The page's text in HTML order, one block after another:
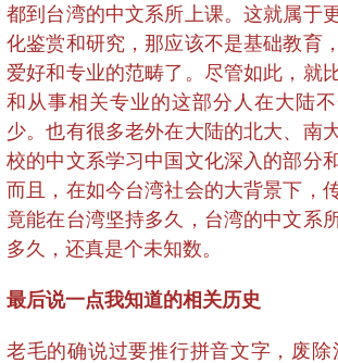
都到台湾的中文系所上课。这就属于
化鉴赏和研究，那应该不是基础教育
爱好和专业的范畴了。尽管如此，就
和从事相关专业的这部分人在大陆
少。也有很多老外在大陆的北大、南
校的中文系学习中国文化深入的部分
而且，在如今台湾社会的大背景下，
竟能在台湾坚持多久，台湾的中文系
多久，还真是个未知数。
最后说一点我知道的相关历史
老毛的确说过要推行拼音文字，废